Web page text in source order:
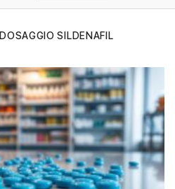
DOSAGGIO SILDENAFIL